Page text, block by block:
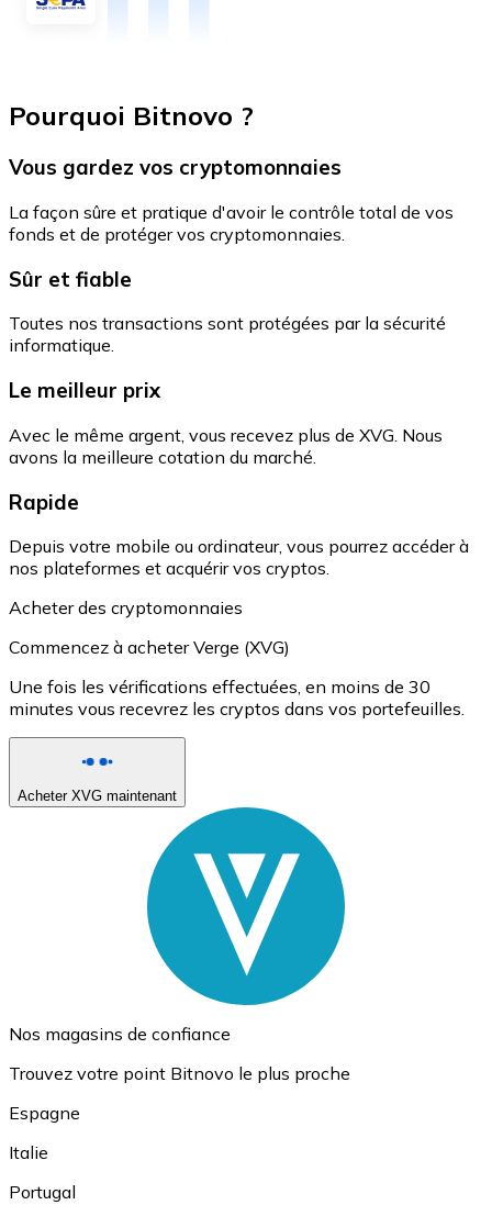
Pourquoi Bitnovo ?
Vous gardez vos cryptomonnaies
La façon sûre et pratique d'avoir le contrôle total de vos
fonds et de protéger vos cryptomonnaies.
Sûr et fiable
Toutes nos transactions sont protégées par la sécurité
informatique.
Le meilleur prix
Avec le même argent, vous recevez plus de XVG. Nous
avons la meilleure cotation du marché.
Rapide
Depuis votre mobile ou ordinateur, vous pourrez accéder à
nos plateformes et acquérir vos cryptos.
Acheter des cryptomonnaies
Commencez à acheter Verge (XVG)
Une fois les vérifications effectuées, en moins de 30
minutes vous recevrez les cryptos dans vos portefeuilles.
Acheter XVG maintenant
Nos magasins de confiance
Trouvez votre point Bitnovo le plus proche
Espagne
Italie
Portugal